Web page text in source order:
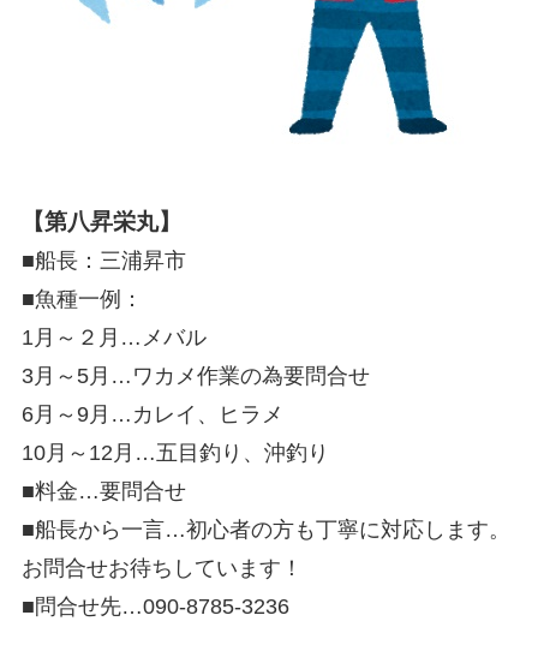
【第八昇栄丸】
■船長：三浦昇市
■魚種一例：
1月～２月…メバル
3月～5月…ワカメ作業の為要問合せ
6月～9月…カレイ、ヒラメ
10月～12月…五目釣り、沖釣り
■料金…要問合せ
■船長から一言…初心者の方も丁寧に対応します。
お問合せお待ちしています！
■問合せ先…090‐8785‐3236